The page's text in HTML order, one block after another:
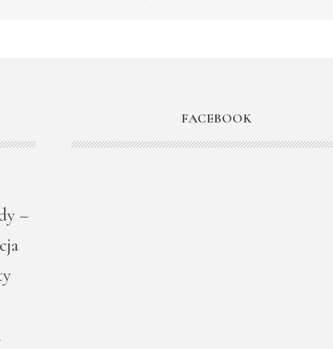
–
FACEBOOK